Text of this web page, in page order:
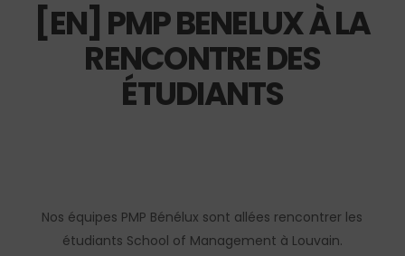
[EN] PMP BENELUX À LA
RENCONTRE DES
ÉTUDIANTS
Nos équipes PMP Bénélux sont allées rencontrer les
étudiants School of Management à Louvain.